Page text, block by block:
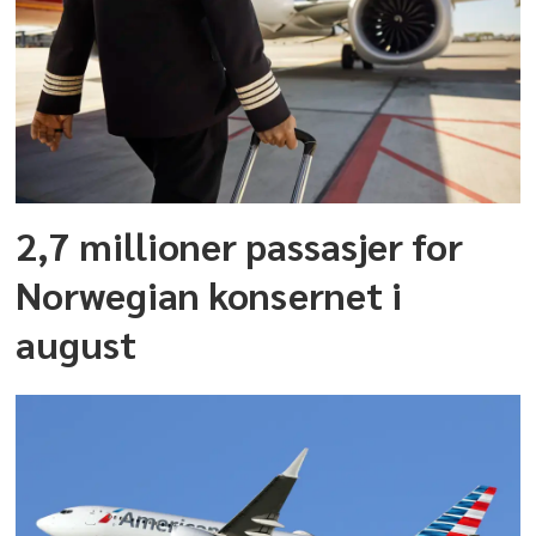
2,7 millioner passasjer for
Norwegian konsernet i
august